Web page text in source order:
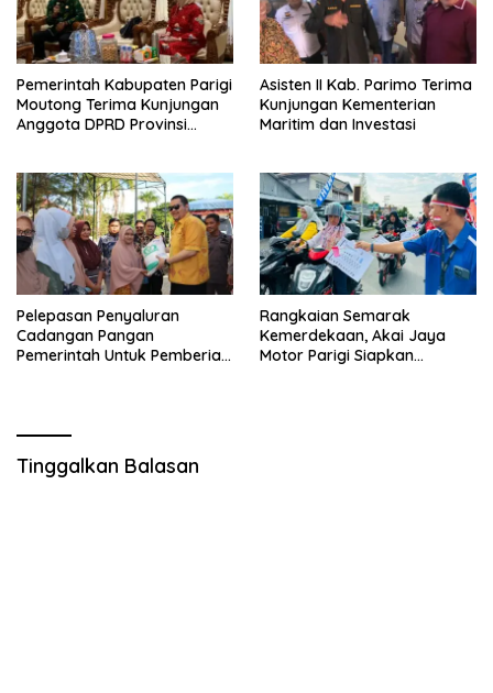
Pemerintah Kabupaten Parigi
Moutong Terima Kunjungan
Anggota DPRD Provinsi
Asisten II Kab. Parimo Terima
Kunjungan Kementerian
Maritim dan Investasi
Pelepasan Penyaluran
Cadangan Pangan
Pemerintah Untuk Pemberian
Rangkaian Semarak
Kemerdekaan, Akai Jaya
Motor Parigi Siapkan
Tinggalkan Balasan